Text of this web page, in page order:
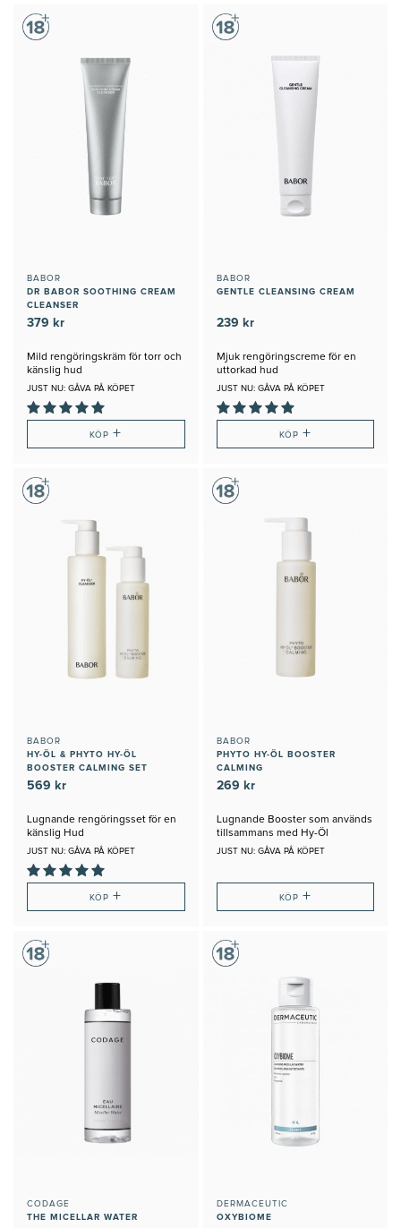
BABOR
DR BABOR SOOTHING CREAM
CLEANSER
379 kr
Mild rengöringskräm för torr och
känslig hud
JUST NU: GÅVA PÅ KÖPET
KÖP+
BABOR
GENTLE CLEANSING CREAM
239 kr
Mjuk rengöringscreme för en
uttorkad hud
JUST NU: GÅVA PÅ KÖPET
KÖP +
BABOR
HY-ÖL & PHYTO HY-ÖL
BOOSTER CALMING SET
569 kr
Lugnande rengöringsset för en
känslig Hud
JUST NU: GÅVA PÅ KÖPET
KÖP+
BABOR
PHYTO HY-ÖL BOOSTER
CALMING
269 kr
Lugnande Booster som används
tillsammans med Hy-Öl
JUST NU: GÅVA PÅ KÖPET
KÖP +
CODAGE
THE MICELLAR WATER
DERMACEUTIC
OXYBIOME